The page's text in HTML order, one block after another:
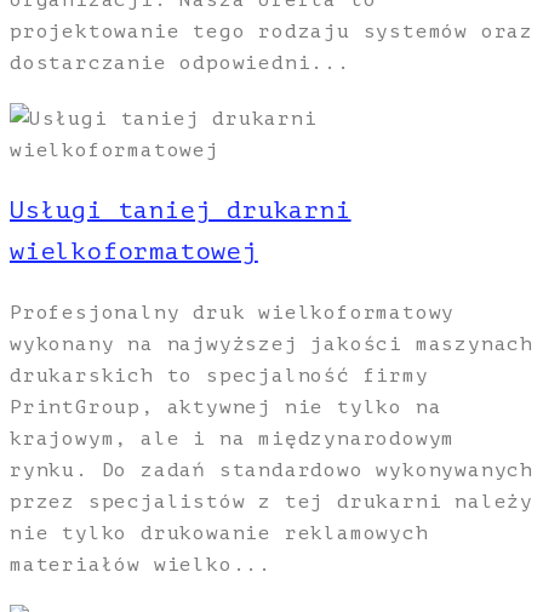
projektowanie tego rodzaju systemów oraz
dostarczanie odpowiedni...
Usługi taniej drukarni
wielkoformatowej
Profesjonalny druk wielkoformatowy
wykonany na najwyższej jakości maszynach
drukarskich to specjalność firmy
PrintGroup, aktywnej nie tylko na
krajowym, ale i na międzynarodowym
rynku. Do zadań standardowo wykonywanych
przez specjalistów z tej drukarni należy
nie tylko drukowanie reklamowych
materiałów wielko...